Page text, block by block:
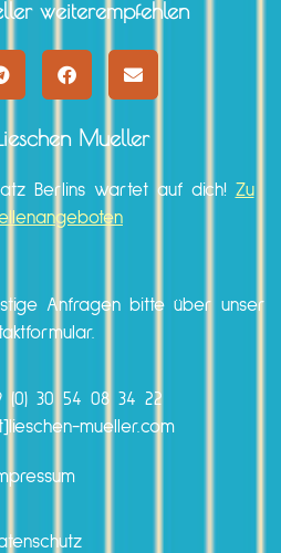
weiterempfehlen
Mueller
Berlins wartet auf dich! Zu
Anfragen bitte über unser
(0) 30 54 08 34 22
mueller.com